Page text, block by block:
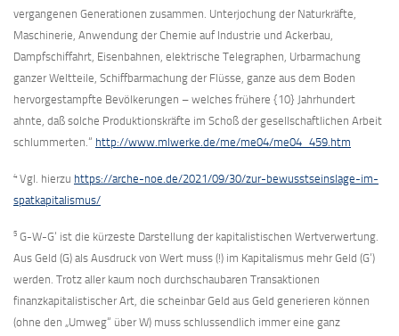
vergangenen Generationen zusammen. Unterjochung der Naturkräfte,
Maschinerie, Anwendung der Chemie auf Industrie und Ackerbau,
Dampfschiffahrt, Eisenbahnen, elektrische Telegraphen, Urbarmachung
ganzer Weltteile, Schiffbarmachung der Flüsse, ganze aus dem Boden
hervorgestampfte Bevölkerungen – welches frühere {10} Jahrhundert
ahnte, daß solche Produktionskräfte im Schoß der gesellschaftlichen Arbeit
schlummerten.“ http://www.mlwerke.de/me/me04/me04_459.htm
4Vgl. hierzu https://arche-noe.de/2021/09/30/zur-bewusstseinslage-im-
spatkapitalismus/
5 G-W-G‘ ist die kürzeste Darstellung der kapitalistischen Wertverwertung.
Aus Geld (G) als Ausdruck von Wert muss (!) im Kapitalismus mehr Geld (G‘)
werden. Trotz aller kaum noch durchschaubaren Transaktionen
finanzkapitalistischer Art, die scheinbar Geld aus Geld generieren können
(ohne den „Umweg“ über W) muss schlussendlich immer eine ganz